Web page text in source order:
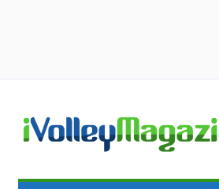
content